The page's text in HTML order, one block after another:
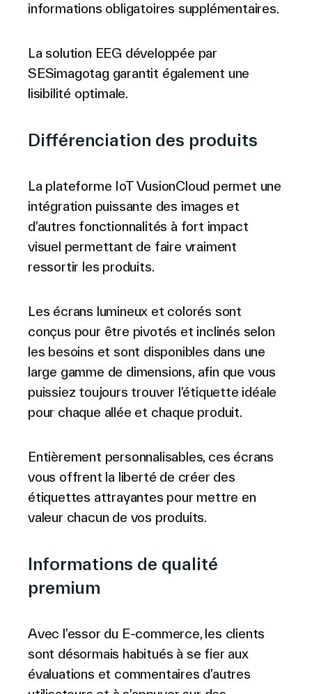
informations obligatoires supplémentaires.
La solution EEG développée par
SESimagotag garantit également une
lisibilité optimale.
Différenciation des produits
La plateforme IoT VusionCloud permet une
intégration puissante des images et
d’autres fonctionnalités à fort impact
visuel permettant de faire vraiment
ressortir les produits.
Les écrans lumineux et colorés sont
conçus pour être pivotés et inclinés selon
les besoins et sont disponibles dans une
large gamme de dimensions, afin que vous
puissiez toujours trouver l’étiquette idéale
pour chaque allée et chaque produit.
Entièrement personnalisables, ces écrans
vous offrent la liberté de créer des
étiquettes attrayantes pour mettre en
valeur chacun de vos produits.
Informations de qualité
premium
Avec l’essor du E-commerce, les clients
sont désormais habitués à se fier aux
évaluations et commentaires d’autres